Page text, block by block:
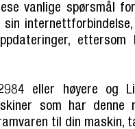
vanlige spørsmål
eller høyere og
som har denne
til din maskin,